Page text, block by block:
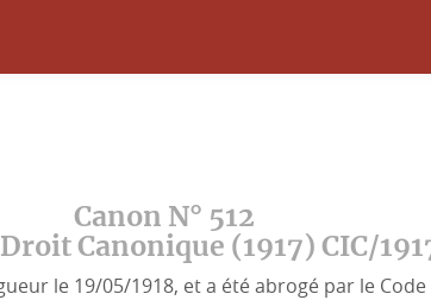
Canon N° 512
Canonique (1917) CIC/
le 19/05/1918, et a été abrogé par le